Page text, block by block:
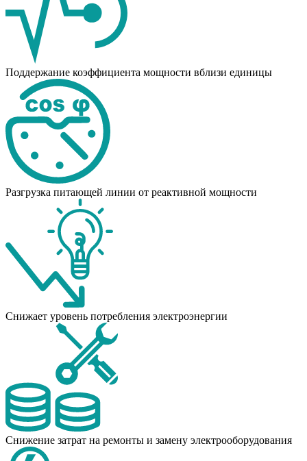
Поддержание коэффициента мощности вблизи единицы
Разгрузка питающей линии от реактивной мощности
Снижает уровень потребления электроэнергии
Снижение затрат на ремонты и замену электрооборудования